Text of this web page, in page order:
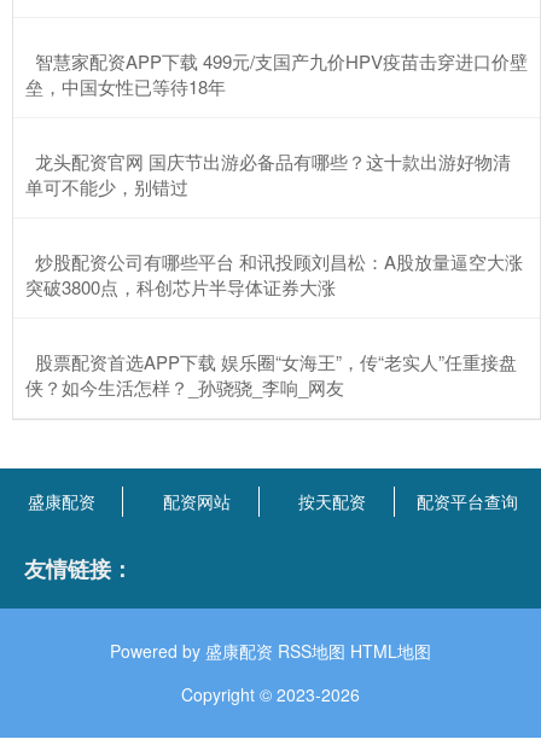
​智慧家配资APP下载 499元/支国产九价HPV疫苗击穿进口价壁
垒，中国女性已等待18年
​龙头配资官网 国庆节出游必备品有哪些？这十款出游好物清
单可不能少，别错过
​炒股配资公司有哪些平台 和讯投顾刘昌松：A股放量逼空大涨
突破3800点，科创芯片半导体证券大涨
​股票配资首选APP下载 娱乐圈“女海王”，传“老实人”任重接盘
侠？如今生活怎样？_孙骁骁_李响_网友
盛康配资 配资网站 按天配资 配资平台查询
友情链接：
Powered by 盛康配资 RSS地图 HTML地图
Copyright © 2023-2026